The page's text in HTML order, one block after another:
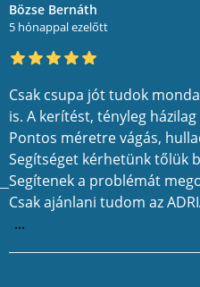
Bözse Bernáth
5 hónappal ezelőtt
Csak csupa jót tudok
is. A kerítést, tényleg
Pontos méretre vágás,
Segítséget kérhetünk tőlük
Segítenek a problémát
Csak ajánlani tudom az
...